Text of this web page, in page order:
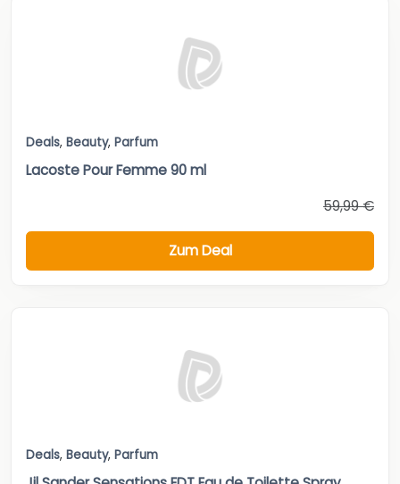
Deals, Beauty, Parfum
Lacoste Pour Femme 90 ml
59,99 €
Zum Deal
Deals, Beauty, Parfum